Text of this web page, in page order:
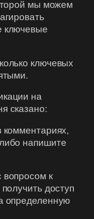
мы можем
ключевые
ключевых
на
сказано:
комментариях,
напишите
к
доступ
определенную